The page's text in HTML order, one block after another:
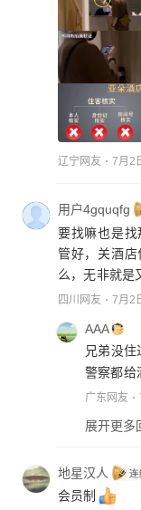
辽宁网友 7月2
用户4gquqfg
要找嘛也是
管好，关酒
么，无非就是
四川网友 7月2
AAA
兄弟没
警察都给
广东网友
展开更多
地星汉人
会员制